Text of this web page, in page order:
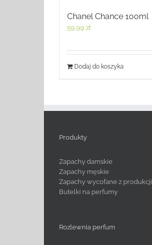
Chanel Chance 100ml
59,99 zł
Dodaj do koszyka
Produkty
Zapachy damskie
Zapachy męskie
Zapachy wycofane z produkcji
Butelki na perfumy
Rozlewnia perfum